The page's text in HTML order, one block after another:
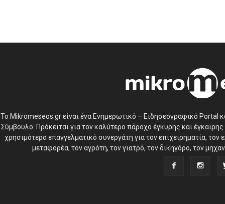
Το Mikromeseos.gr είναι ένα Ενημερωτικό – Ειδησεογραφικό Portal
Σύμβουλο. Πρόκειται για τον καλύτερο πάροχο έγκυρης και
χρησιμότερο επαγγελματικό συνεργάτη για τον επιχειρηματία,
μεταφορέα, τον αγρότη, τον γιατρό, τον δικηγόρο, τον